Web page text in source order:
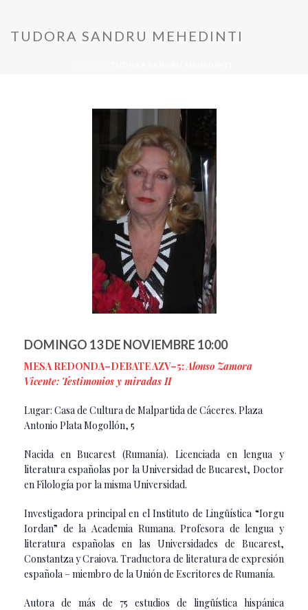
TUDORA SANDRU MEHEDINTI
DOMINGO 13 DE NOVIEMBRE 10:00
MESA REDONDA–DEBATE AZV–5:Alonso Zamora
Vicente: Testimonios y miradas II
Lugar: Casa de Cultura de Malpartida de Cáceres. Plaza
Antonio Plata Mogollón, 5
Nacida en Bucarest (Rumanía). Licenciada en lengua y
literatura españolas por la Universidad de Bucarest, Doctor
en Filología por la misma Universidad.
Investigadora principal en el Instituto de Lingüística “Iorgu
Iordan” de la Academia Rumana. Profesora de lengua y
literatura españolas en las Universidades de Bucarest,
Constantza y Craiova. Traductora de literatura de expresión
española – miembro de la Unión de Escritores de Rumanía.
Autora de más de 75 estudios de lingüística hispánica